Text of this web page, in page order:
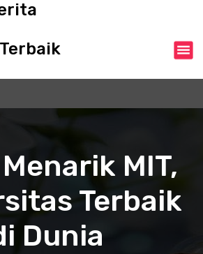
MIT,
Terbaik
Dunia